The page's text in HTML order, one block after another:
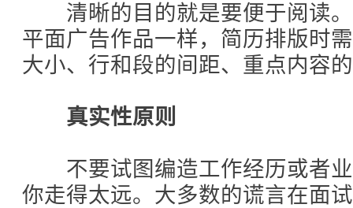
清晰的目的就是要便于阅读。
平面广告作品一样，简历排版时
大小、行和段的间距、重点内容
真实性原则
不要试图编造工作经历或者业
你走得太远。大多数的谎言在面